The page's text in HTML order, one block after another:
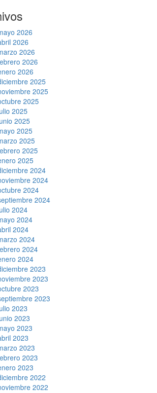
2026
2026
2026
2026
2026
2025
2025
2025
2025
2025
2025
2025
2025
2025
2024
2024
2024
2024
2024
2024
2024
2024
2024
2024
2023
2023
2023
2023
2023
2023
2023
2023
2023
2023
2023
2022
2022